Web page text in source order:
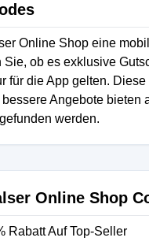
Online Shop eine
Sie, ob es exklusive
für die App gelten.
Angebote bieten
werden.
Online Shop
Rabatt Auf Top-Seller